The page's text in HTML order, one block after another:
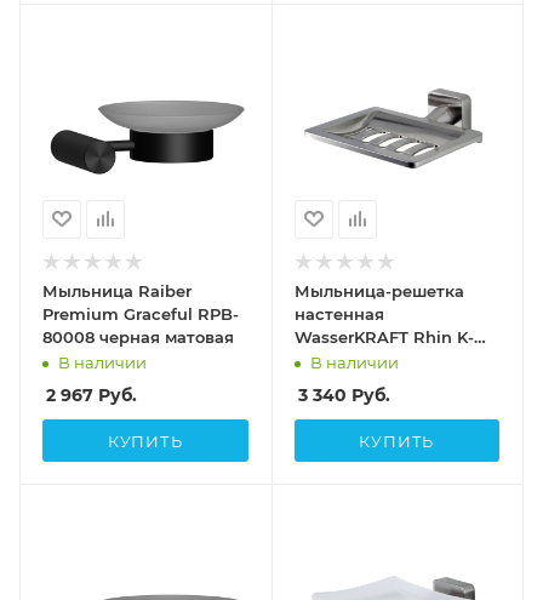
Мыльница Raiber
Premium Graceful RPB-
80008 черная матовая
В наличии
2 967 Руб.
КУПИТЬ
Мыльница-решетка
настенная
WasserKRAFT Rhin K-
8769 хром матовый
В наличии
3 340 Руб.
КУПИТЬ